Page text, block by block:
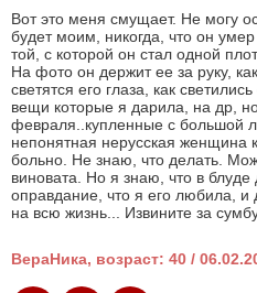
Вот это меня смущает. Не могу
будет моим, никогда, что он
той, с которой он стал одной
На фото он держит ее за руку,
светятся его глаза, как
вещи которые я дарила, на др,
февраля..купленные с большой
непонятная нерусская женщина
больно. Не знаю, что делать.
виновата. Но я знаю, что в
оправдание, что я его любила,
на всю жизнь... Извините за
ВераНика, возраст: 40 /